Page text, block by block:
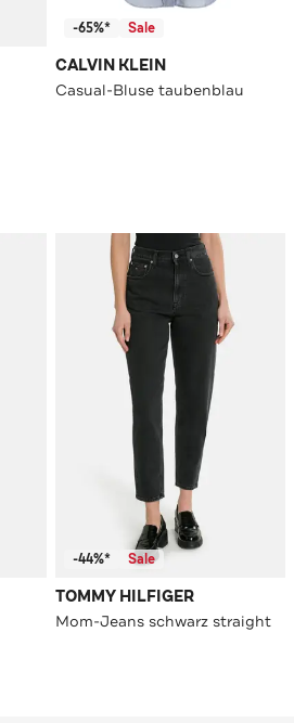
-65%* Sale
CALVIN KLEIN
Casual-Bluse taubenblau
-44%* Sale
TOMMY HILFIGER
Mom-Jeans schwarz straight